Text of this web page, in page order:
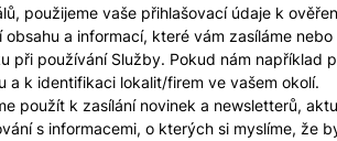
použijeme vaše přihlašovací údaje k
a informací, které vám zasíláme
při používání Služby. Pokud nám
a k identifikaci lokalit/firem ve vašem okolí.
použít k zasílání novinek a newsletterů,
s informacemi, o kterých si myslíme, že